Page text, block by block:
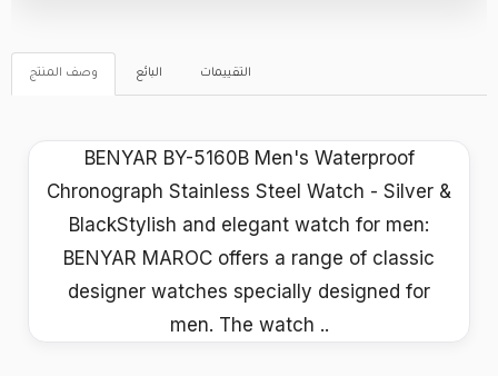
وصف المنتج البائع التقييمات
BENYAR BY-5160B Men's Waterproof
Chronograph Stainless Steel Watch - Silver &
BlackStylish and elegant watch for men:
BENYAR MAROC offers a range of classic
designer watches specially designed for
men. The watch ..